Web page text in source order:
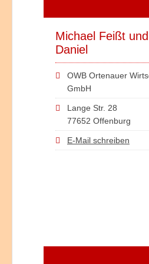
Michael Feißt
Daniel
OWB Ortenauer
GmbH
Lange Str. 28
77652 Offenburg
E-Mail schreiben